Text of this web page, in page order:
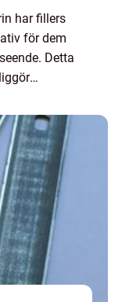
har fillers
för dem
Detta
M...